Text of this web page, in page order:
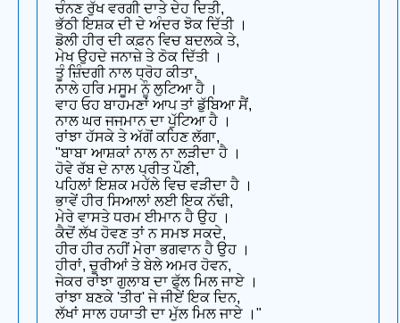
ਚੰਨਣ ਰੁੱਖ ਵਰਗੀ ਦਾਤੇ ਦੇਹ ਦਿਤੀ,
ਭੱਠੀ ਇਸ਼ਕ ਦੀ ਦੇ ਅੰਦਰ ਝੋਕ ਦਿੱਤੀ ।
ਡੋਲੀ ਹੀਰ ਦੀ ਕਫ਼ਨ ਵਿਚ ਬਦਲਕੇ ਤੇ,
ਮੇਖ ਉਹਦੇ ਜਨਾਜ਼ੇ ਤੇ ਠੋਕ ਦਿੱਤੀ ।
ਤੂੰ ਜ਼ਿੰਦਗੀ ਨਾਲ ਧ੍ਰੋਹ ਕੀਤਾ,
ਨਾਲੇ ਹਰਿ ਮਸੂਮ ਨੂੰ ਲੁਟਿਆ ਹੈ ।
ਵਾਹ ਓਹ ਬਾਹਮਣਾਂ ਆਪ ਤਾਂ ਡੁੱਬਿਆ ਸੈਂ,
ਨਾਲ ਘਰ ਜਜਮਾਨ ਦਾ ਪੁੱਟਿਆ ਹੈ ।
ਰਾਂਝਾ ਹੱਸਕੇ ਤੇ ਅੱਗੋਂ ਕਹਿਣ ਲੱਗਾ,
"ਬਾਬਾ ਆਸ਼ਕਾਂ ਨਾਲ ਨਾ ਲੜੀਦਾ ਹੈ ।
ਹੋਵੇ ਰੱਬ ਦੇ ਨਾਲ ਪ੍ਰੀਤ ਪੌਣੀ,
ਪਹਿਲਾਂ ਇਸ਼ਕ ਮਹੱਲੇ ਵਿਚ ਵੜੀਦਾ ਹੈ ।
ਭਾਵੇਂ ਹੀਰ ਸਿਆਲਾਂ ਲਈ ਇਕ ਨੱਢੀ,
ਮੇਰੇ ਵਾਸਤੇ ਧਰਮ ਈਮਾਨ ਹੈ ਉਹ ।
ਕੈਦੋਂ ਲੱਖ ਹੋਵਣ ਤਾਂ ਨ ਸਮਝ ਸਕਦੇ,
ਹੀਰ ਹੀਰ ਨਹੀਂ ਮੇਰਾ ਭਗਵਾਨ ਹੈ ਉਹ ।
ਹੀਰਾਂ, ਚੂਰੀਆਂ ਤੇ ਬੇਲੇ ਅਮਰ ਹੋਵਨ,
ਜੇਕਰ ਰਾਂਝਾ ਗੁਲਾਬ ਦਾ ਫੁੱਲ ਮਿਲ ਜਾਏ ।
ਰਾਂਝਾ ਬਣਕੇ 'ਤੀਰ' ਜੇ ਜੀਏਂ ਇਕ ਦਿਨ,
ਲੱਖਾਂ ਸਾਲ ਹਯਾਤੀ ਦਾ ਮੁੱਲ ਮਿਲ ਜਾਏ ।"